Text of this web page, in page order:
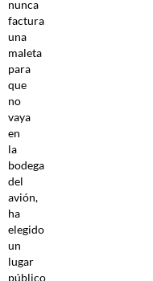
nunca
factura
una
maleta
para
que
no
vaya
en
la
bodega
del
avión,
ha
elegido
un
lugar
público